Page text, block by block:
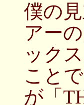
僕の
アー
ック
こと
が「